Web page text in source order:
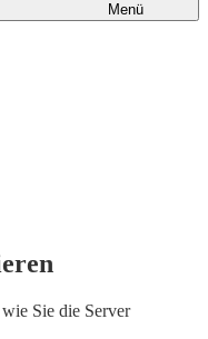
Menü
Sie die Server